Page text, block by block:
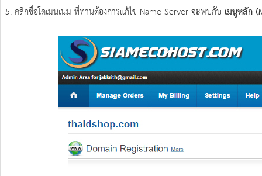
5. คลิกชื่อโดเมนเนม ที่ท่านต้องการแก้ไข Name Server จะพบกับ เมนูหลัก